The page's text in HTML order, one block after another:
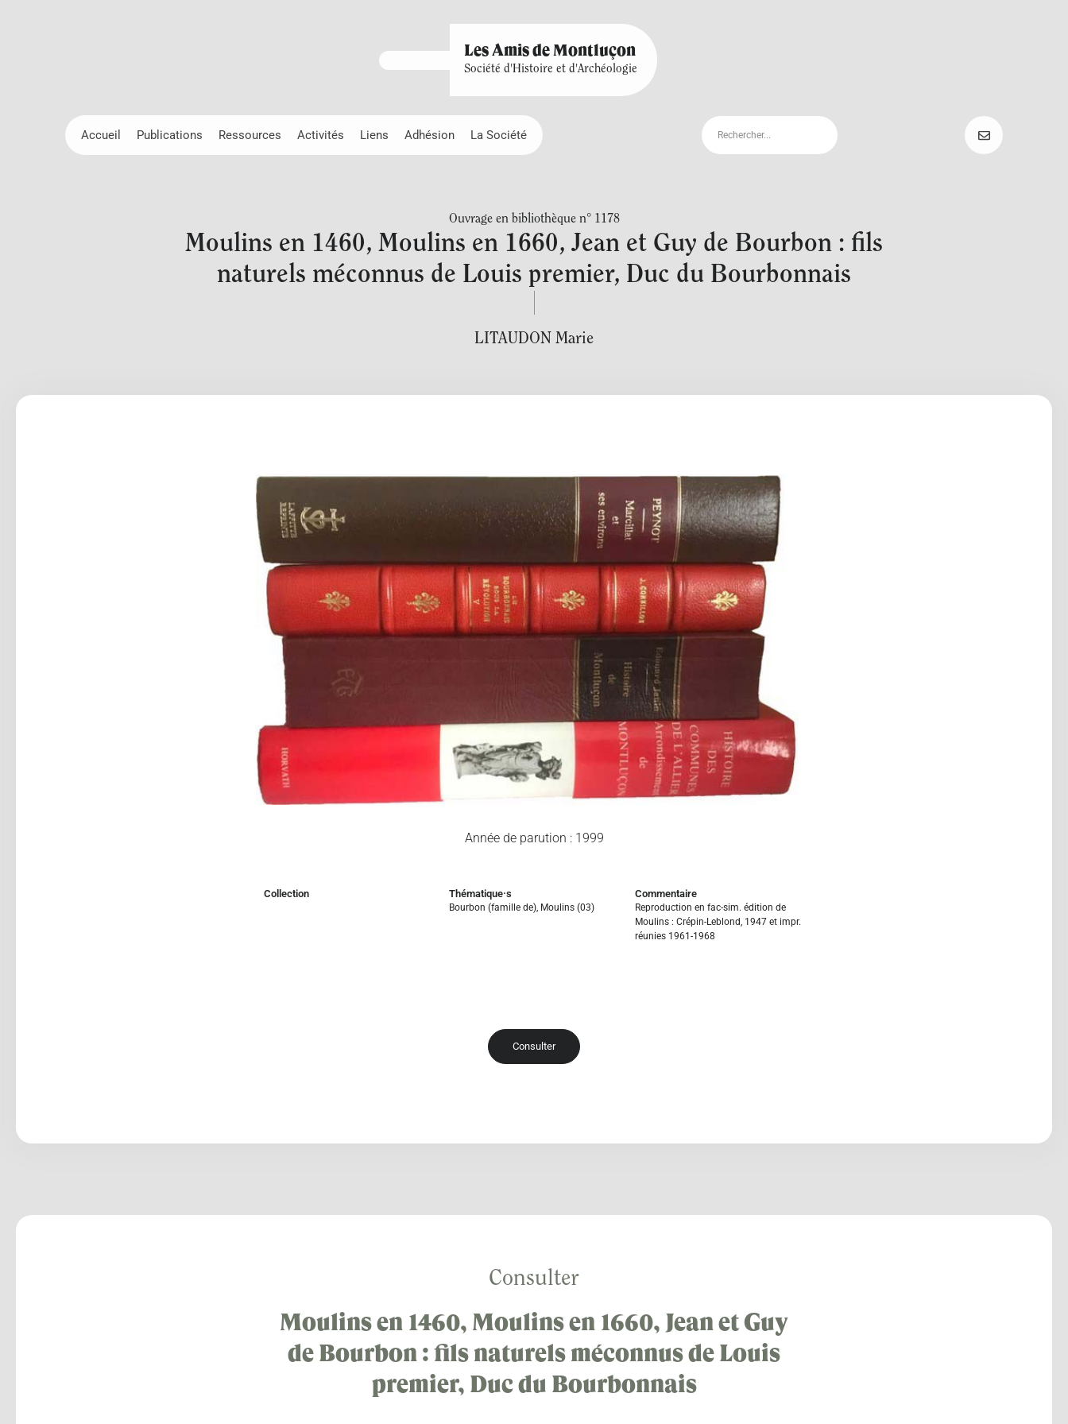
Les Amis de Montluçon
Société d'Histoire et d'Archéologie
Accueil Publications Ressources Activités Liens Adhésion La Société
Ouvrage en bibliothèque n° 1178
Moulins en 1460, Moulins en 1660, Jean et Guy de Bourbon : fils
naturels méconnus de Louis premier, Duc du Bourbonnais
LITAUDON Marie
Année de parution : 1999
Collection Thématique·s
Bourbon (famille de) Moulins (03)
Commentaire
Reproduction en fac-sim. édition de
Moulins : Crépin-Leblond, 1947 et impr.
réunies 1961-1968
Consulter
Consulter
Moulins en 1460, Moulins en 1660, Jean et Guy
de Bourbon : fils naturels méconnus de Louis
premier, Duc du Bourbonnais